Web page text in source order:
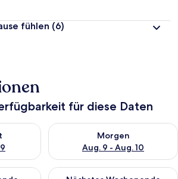
fühlen (6)
für diese Daten
für heute Nacht, Aug. 8 - Aug. 9.
Morgen
Aug. 9 - Aug. 10
Überprüfe die Verfügbarkeit
für dieses Wochenende, Aug. 14
Überprüfe die Verfügbarkeit